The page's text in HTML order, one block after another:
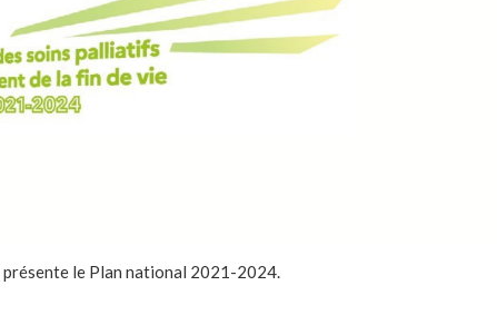
présente le Plan national 2021-2024.